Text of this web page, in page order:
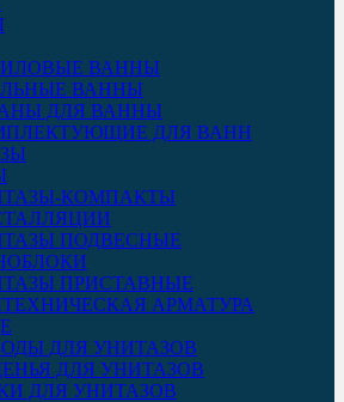
ВАННЫ
ВАННЫ
ДЛЯ ВАННЫ
ДЛЯ ВАНН
КОМПАКТЫ
ПОДВЕСНЫЕ
ПРИСТАВНЫЕ
АРМАТУРА
ДЛЯ УНИТАЗОВ
ДЛЯ УНИТАЗОВ
ДЛЯ УНИТАЗОВ